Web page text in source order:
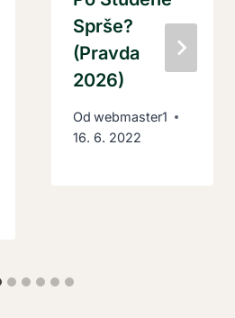
Sprše?
(Pravda
2026)
Od webmaster1
16. 6. 2022